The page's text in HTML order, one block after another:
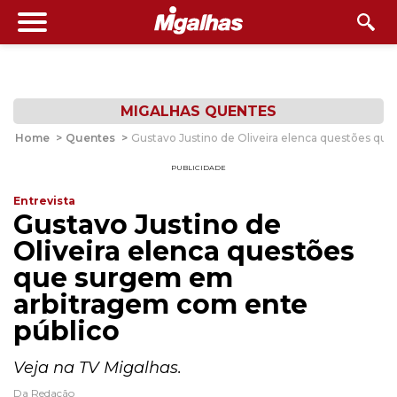
MIGALHAS QUENTES
Home > Quentes > Gustavo Justino de Oliveira elenca questões
PUBLICIDADE
Entrevista
Gustavo Justino de
Oliveira elenca questões
que surgem em
arbitragem com ente
público
Veja na TV Migalhas.
Da Redação